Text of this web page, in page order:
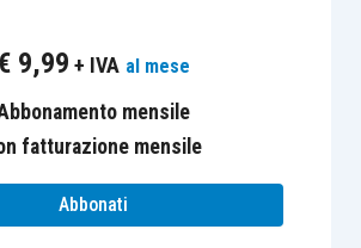
può definirsilitisconsorzio
, quando in un processo vi sono
un solo convenuto. A
9,99 + IVA al mese
mensile
fatturazione mensile
Abbonati